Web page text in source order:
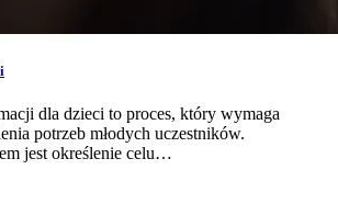
dla dzieci to proces, który wymaga
potrzeb młodych uczestników.
jest określenie celu…